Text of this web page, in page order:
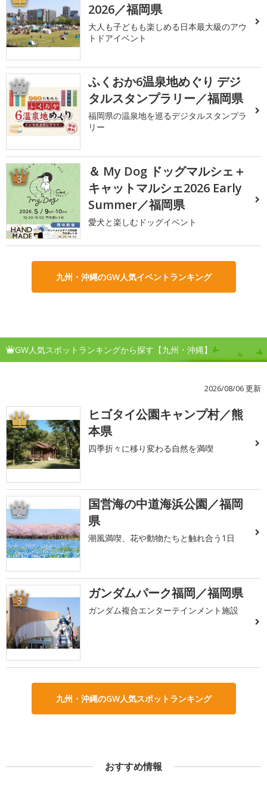
2026／福岡県
大人も子どもも楽しめる日本最大級のアウ
トドアイベント
2
ふくおか6温泉地めぐり デジ
タルスタンプラリー／福岡県
福岡県の温泉地を巡るデジタルスタンプラ
リー
3
＆ My Dog ドッグマルシェ＋
キャットマルシェ2026 Early
Summer／福岡県
愛犬と楽しむドッグイベント
九州・沖縄のGW人気イベントランキング
GW人気スポットランキングから探す【九州・沖縄】
2026/08/06 更新
1
ヒゴタイ公園キャンプ村／熊
本県
四季折々に移り変わる自然を満喫
2
国営海の中道海浜公園／福岡
県
潮風満喫、花や動物たちと触れ合う1日
3 ガンダムパーク福岡／福岡県
ガンダム複合エンターテインメント施設
九州・沖縄のGW人気スポットランキング
おすすめ情報